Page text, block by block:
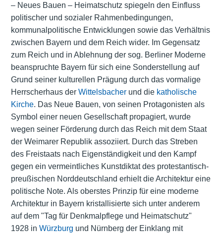
– Neues Bauen – Heimatschutz spiegeln den Einfluss
politischer und sozialer Rahmenbedingungen,
kommunalpolitische Entwicklungen sowie das Verhältnis
zwischen Bayern und dem Reich wider. Im Gegensatz
zum Reich und in Ablehnung der sog. Berliner Moderne
beanspruchte Bayern für sich eine Sonderstellung auf
Grund seiner kulturellen Prägung durch das vormalige
Herrscherhaus der Wittelsbacherund die katholische
Kirche. Das Neue Bauen, von seinen Protagonisten als
Symbol einer neuen Gesellschaft propagiert, wurde
wegen seiner Förderung durch das Reich mit dem Staat
der Weimarer Republik assoziiert. Durch das Streben
des Freistaats nach Eigenständigkeit und den Kampf
gegen ein vermeintliches Kunstdiktat des protestantisch-
preußischen Norddeutschland erhielt die Architektur eine
politische Note. Als oberstes Prinzip für eine moderne
Architektur in Bayern kristallisierte sich unter anderem
auf dem "Tag für Denkmalpflege und Heimatschutz"
1928 in Würzburg und Nürnberg der Einklang mit